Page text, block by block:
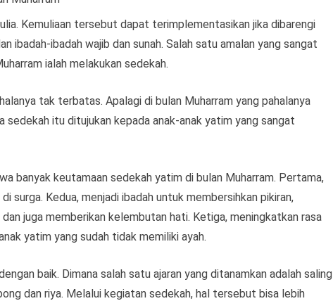
Kemuliaan tersebut dapat terimplementasikan jika dibarengi
ibadah-ibadah wajib dan sunah. Salah satu amalan yang sangat
ialah melakukan sedekah.
tak terbatas. Apalagi di bulan Muharram yang pahalanya
sedekah itu ditujukan kepada anak-anak yatim yang sangat
banyak keutamaan sedekah yatim di bulan Muharram. Pertama,
surga. Kedua, menjadi ibadah untuk membersihkan pikiran,
juga memberikan kelembutan hati. Ketiga, meningkatkan rasa
yatim yang sudah tidak memiliki ayah.
baik. Dimana salah satu ajaran yang ditanamkan adalah saling
dan riya. Melalui kegiatan sedekah, hal tersebut bisa lebih